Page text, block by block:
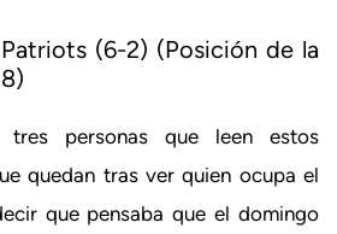
(6-2) (Posición de la
tres personas que leen estos
quedan tras ver quien ocupa el
que pensaba que el domingo